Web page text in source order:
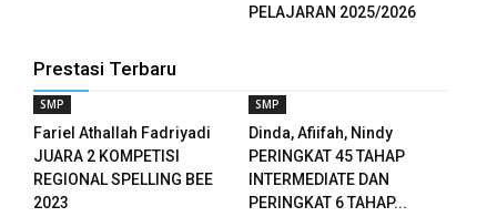
PELAJARAN 2025/2026
Prestasi Terbaru
SMP
Fariel Athallah Fadriyadi
JUARA 2 KOMPETISI
REGIONAL SPELLING BEE
2023
SMP
Dinda, Afiifah, Nindy
PERINGKAT 45 TAHAP
INTERMEDIATE DAN
PERINGKAT 6 TAHAP...